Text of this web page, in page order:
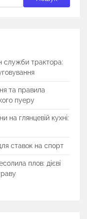
служби трактора:
та правила
пуеру
на глянцевій кухні:
ставок на спорт
плов: дієві